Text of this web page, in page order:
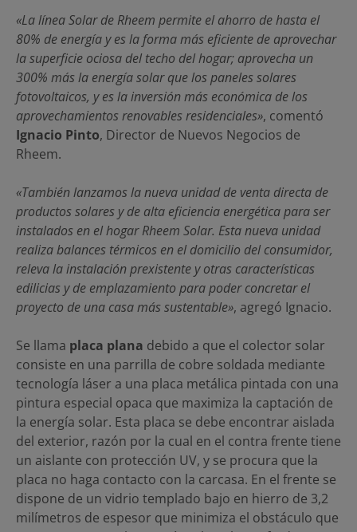
«La línea Solar de Rheem permite el ahorro de hasta el
80% de energía y es la forma más eficiente de aprovechar
la superficie ociosa del techo del hogar; aprovecha un
300% más la energía solar que los paneles solares
fotovoltaicos, y es la inversión más económica de los
aprovechamientos renovables residenciales», comentó
Ignacio Pinto, Director de Nuevos Negocios de
Rheem.
«También lanzamos la nueva unidad de venta directa de
productos solares y de alta eficiencia energética para ser
instalados en el hogar Rheem Solar. Esta nueva unidad
realiza balances térmicos en el domicilio del consumidor,
releva la instalación prexistente y otras características
edilicias y de emplazamiento para poder concretar el
proyecto de una casa más sustentable», agregó Ignacio.
Se llama placa plana debido a que el colector solar
consiste en una parrilla de cobre soldada mediante
tecnología láser a una placa metálica pintada con una
pintura especial opaca que maximiza la captación de
la energía solar. Esta placa se debe encontrar aislada
del exterior, razón por la cual en el contra frente tiene
un aislante con protección UV, y se procura que la
placa no haga contacto con la carcasa. En el frente se
dispone de un vidrio templado bajo en hierro de 3,2
milímetros de espesor que minimiza el obstáculo que